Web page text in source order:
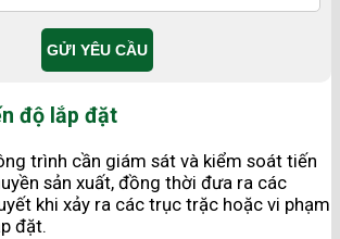
độ lắp đặt
trình cần giám sát và kiểm soát tiến
sản xuất, đồng thời đưa ra các
khi xảy ra các trục trặc hoặc vi phạm
đặt.